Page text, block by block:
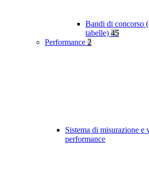
Bandi di concorso
tabelle) 45
Performance 2
Sistema di misurazione e
performance